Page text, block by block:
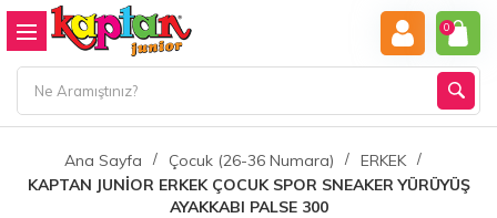
0
Ana Sayfa Çocuk (26-36 Numara)
ERKEK
KAPTAN JUNİOR ERKEK ÇOCUK SPOR SNEAKER YÜRÜYÜŞ
AYAKKABI PALSE 300